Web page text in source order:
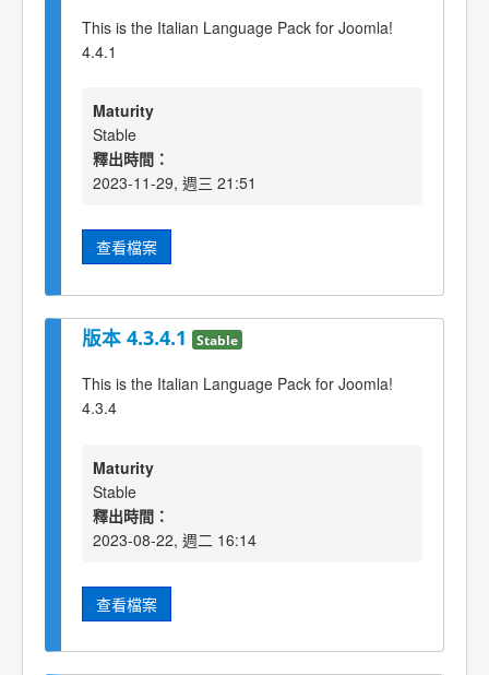
This is the Italian Language Pack for Joomla!
4.4.1
Maturity
Stable
釋出時間：
2023-11-29, 週三 21:51
查看檔案
版本 4.3.4.1 Stable
This is the Italian Language Pack for Joomla!
4.3.4
Maturity
Stable
釋出時間：
2023-08-22, 週二 16:14
查看檔案